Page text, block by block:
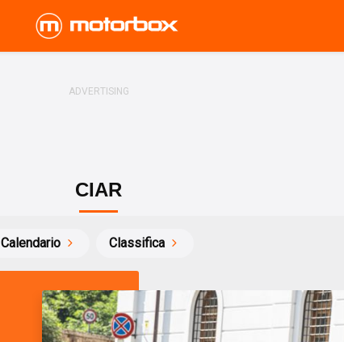
CIAR
Calendario Classifica